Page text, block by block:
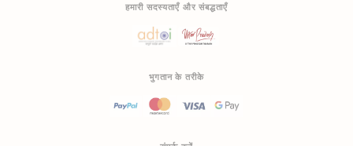
हमारी सदस्यताएँ और संबद्धताएँ
भुगतान के तरीके